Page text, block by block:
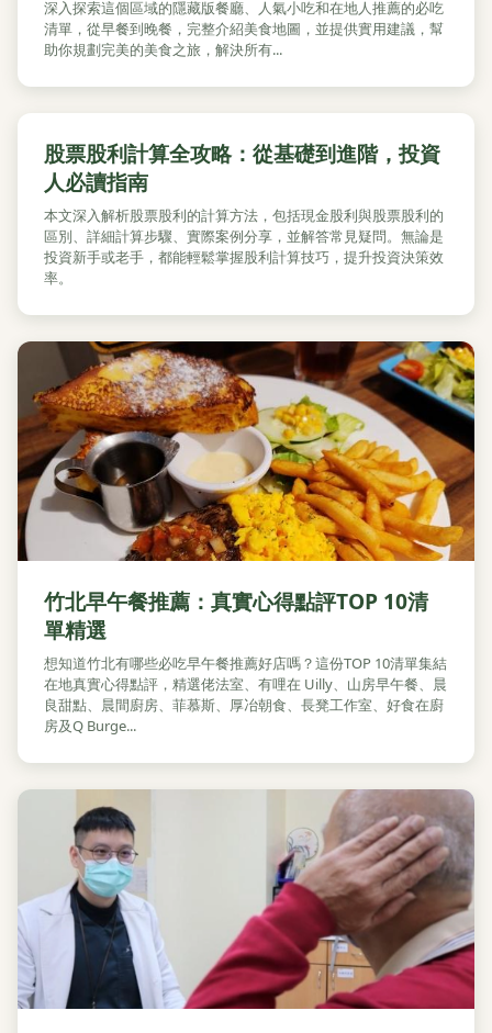
深入探索這個區域的隱藏版餐廳、人氣小吃和在地人推薦的必吃
清單，從早餐到晚餐，完整介紹美食地圖，並提供實用建議，幫
助你規劃完美的美食之旅，解決所有...
股票股利計算全攻略：從基礎到進階，投資
人必讀指南
本文深入解析股票股利的計算方法，包括現金股利與股票股利的
區別、詳細計算步驟、實際案例分享，並解答常見疑問。無論是
投資新手或老手，都能輕鬆掌握股利計算技巧，提升投資決策效
率。
竹北早午餐推薦：真實心得點評TOP 10清
單精選
想知道竹北有哪些必吃早午餐推薦好店嗎？這份TOP 10清單集結
在地真實心得點評，精選佬法室、有哩在 Uilly、山房早午餐、晨
良甜點、晨間廚房、菲慕斯、厚冶朝食、長凳工作室、好食在廚
房及Q Burge...